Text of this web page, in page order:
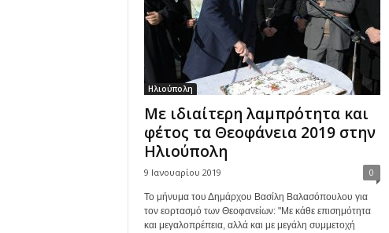
Ηλιούπολη
Με ιδιαίτερη λαμπρότητα και
φέτος τα Θεοφάνεια 2019 στην
Ηλιούπολη
9 Ιανουαρίου 2019 0
Το μήνυμα του Δημάρχου Βασίλη Βαλασόπουλου για
τον εορτασμό των Θεοφανείων: "Με κάθε επισημότητα
και μεγαλοπρέπεια, αλλά και με μεγάλη συμμετοχή